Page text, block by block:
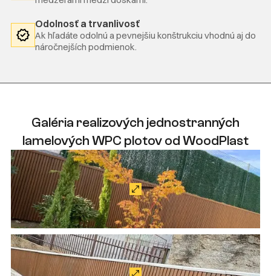
Odolnosť a trvanlivosť
Ak hľadáte odolnú a pevnejšiu konštrukciu vhodnú aj do
náročnejších podmienok.
Galéria realizových jednostranných
lamelových WPC plotov od WoodPlast